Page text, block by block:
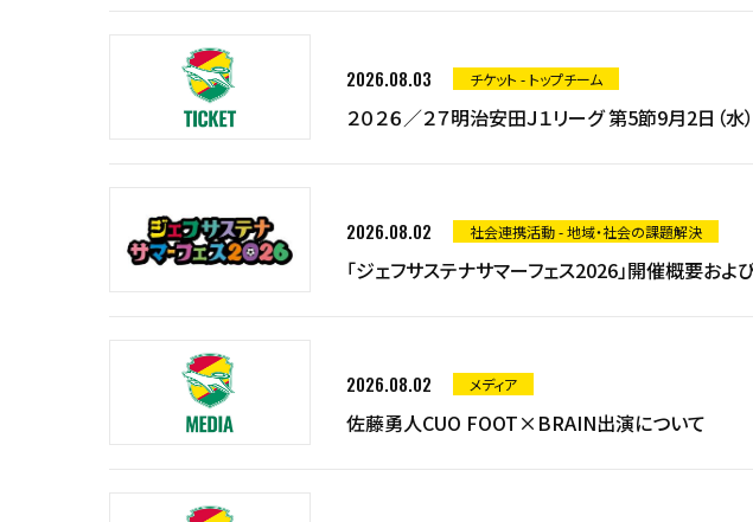
2026.08.03 チケット - トップチーム
２０２６／２７明治安田Ｊ１リーグ 第5節9月2日
2026.08.02 社会連携活動 - 地域・社会の課題解決
「ジェフサステナサマーフェス2026」開催概要およ
2026.08.02 メディア
佐藤勇人CUO FOOT×BRAIN出演について